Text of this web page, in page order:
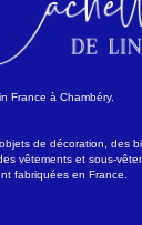
France à Chambéry.
de décoration, des
vêtements et sous-
fabriquées en France.